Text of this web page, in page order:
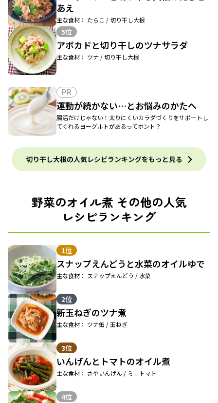
あえ
主な食材： たらこ / 切り干し大根
5位
アボカドと切り干しのツナサラダ
主な食材： ツナ / 切り干し大根
PR
運動が続かない…とお悩みのかたへ
腸活だけじゃない！太りにくいカラダづくりをサポートし
てくれるヨーグルトがあるってホント？
切り干し大根の人気レシピランキングをもっと見る
野菜のオイル煮 その他の人気
レシピランキング
1位
スナップえんどうと水菜のオイルゆで
主な食材： スナップえんどう / 水菜
2位
新玉ねぎのツナ煮
主な食材： ツナ缶 / 玉ねぎ
3位
いんげんとトマトのオイル煮
主な食材： さやいんげん / ミニトマト
4位